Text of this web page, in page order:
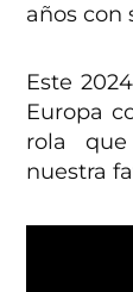
años con
Este
Europa
rola
nuestra